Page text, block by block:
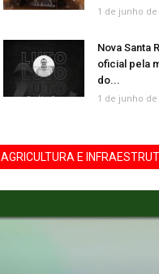
1 de junho de
Nova Santa
oficial pela
do...
1 de junho de
AGRICULTURA E